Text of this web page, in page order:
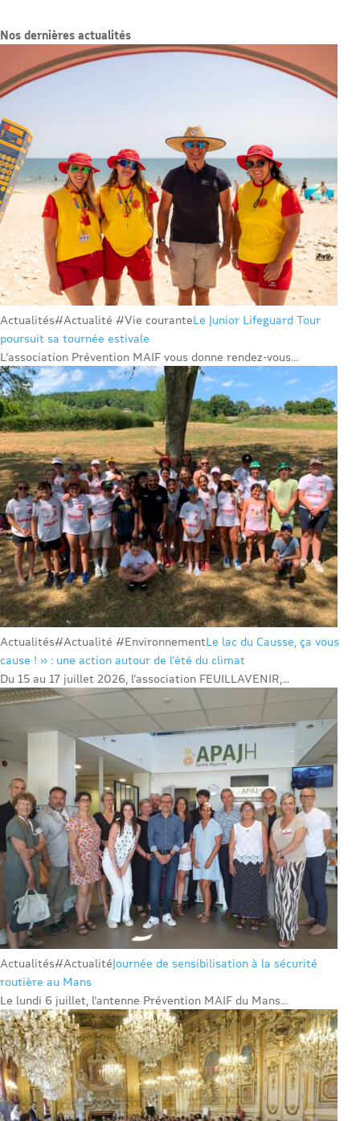
Nos dernières actualités
Actualités#Actualité #Vie couranteLe Junior Lifeguard Tour
poursuit sa tournée estivale
L’association Prévention MAIF vous donne rendez-vous...
Actualités#Actualité #EnvironnementLe lac du Causse, ça vous
cause ! » : une action autour de l’été du climat
Du 15 au 17 juillet 2026, l’association FEUILLAVENIR,...
Actualités#ActualitéJournée de sensibilisation à la sécurité
routière au Mans
Le lundi 6 juillet, l’antenne Prévention MAIF du Mans...